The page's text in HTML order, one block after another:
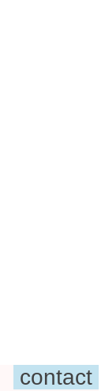
contact